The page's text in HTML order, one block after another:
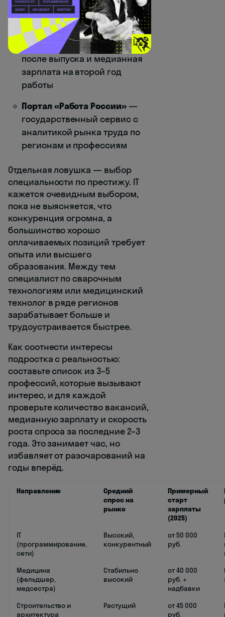
приоритетным отраслям.
Позиция определяется по
двум показателям: процент
трудоустройства через 2 года
после выпуска и медианная
зарплата на второй год
работы
Портал «Работа России»—
государственный сервис с
аналитикой рынка труда по
регионам и профессиям
Отдельная ловушка — выбор
специальности по престижу. IT
кажется очевидным выбором,
пока не выясняется, что
конкуренция огромна, а
большинство хорошо
оплачиваемых позиций требует
опыта или высшего
образования. Между тем
специалист по сварочным
технологиям или медицинский
технолог в ряде регионов
зарабатывает больше и
трудоустраивается быстрее.
Как соотнести интересы
подростка с реальностью:
составьте список из 3–5
профессий, которые вызывают
интерес, и для каждой
проверьте количество вакансий,
медианную зарплату и скорость
роста спроса за последние 2–3
года. Это занимает час, но
избавляет от разочарований на
годы вперёд.
Направление
Средний
спрос на
рынке
Примерный
старт
зарплаты
(2025)
IT
(программирование,
сети)
Высокий,
конкурентный
от 50 000
руб.
Медицина
(фельдшер,
медсестра)
Стабильно
высокий
от 40 000
руб. +
надбавки
Строительство и
архитектура
Растущий
от 45 000
руб.